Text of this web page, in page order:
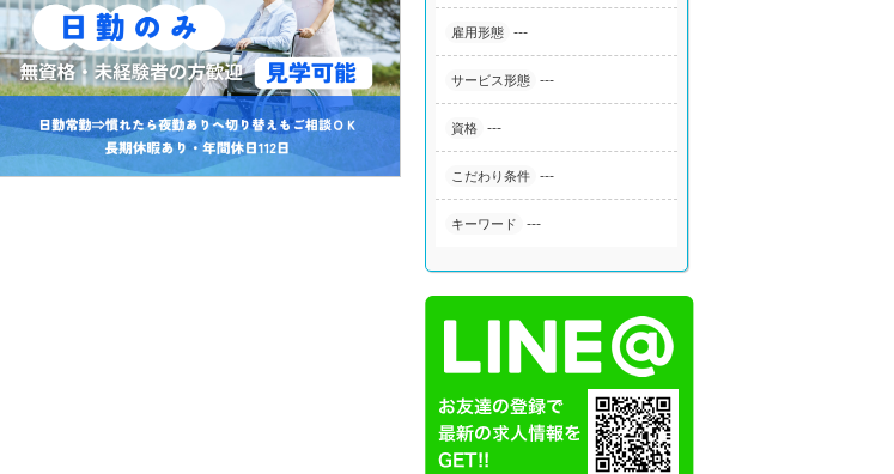
雇用形態 ---
サービス形態 ---
資格 ---
こだわり条件 ---
キーワード ---